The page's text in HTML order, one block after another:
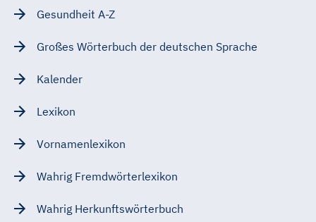
Gesundheit A-Z
Großes Wörterbuch der deutschen Sprache
Kalender
Lexikon
Vornamenlexikon
Wahrig Fremdwörterlexikon
Wahrig Herkunftswörterbuch